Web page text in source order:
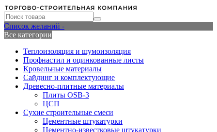
Список желаний -
Все категории
Теплоизоляция и шумоизоляция
Профнастил и оцинкованные листы
Кровельные материалы
Сайдинг и комплектующие
Древесно-плитные материалы
Плиты OSB-3
ЦСП
Сухие строительные смеси
Цементные штукатурки
Цементно-известковые штукатурки